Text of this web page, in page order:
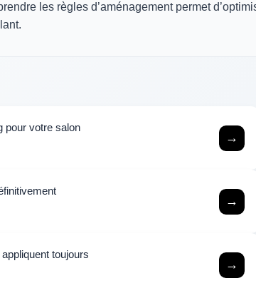
les règles d’aménagement permet
pour votre salon
→
→
toujours
→